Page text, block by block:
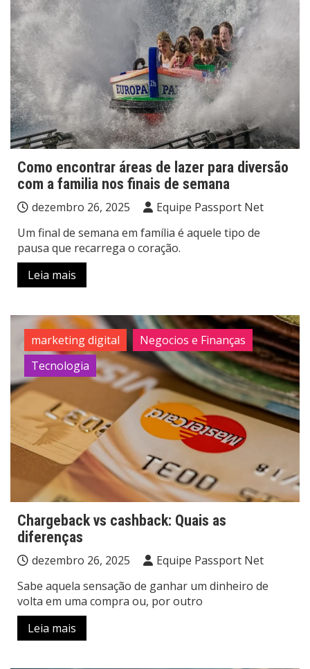
Como encontrar áreas de lazer para diversão
com a familia nos finais de semana
dezembro 26, 2025
Equipe Passport Net
Um final de semana em família é aquele tipo de
pausa que recarrega o coração.
Leia mais
marketing digital
Negocios e Finanças
Tecnologia
Chargeback vs cashback: Quais as
diferenças
dezembro 26, 2025
Equipe Passport Net
Sabe aquela sensação de ganhar um dinheiro de
volta em uma compra ou, por outro
Leia mais